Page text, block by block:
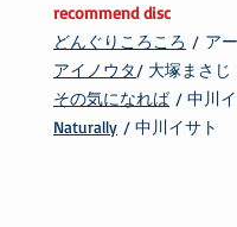
recommend disc
どんぐりころころ / ア
アイノウタ/ 大塚まさじ
その気になれば/ 中川イ
Naturally / 中川イサト